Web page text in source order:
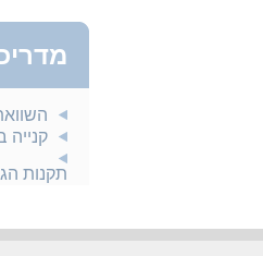
קנייה
תקנות